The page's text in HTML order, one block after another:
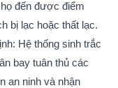
đến được điểm
bị lạc hoặc thất lạc.
Hệ thống sinh trắc
bay tuân thủ các
an ninh và nhận